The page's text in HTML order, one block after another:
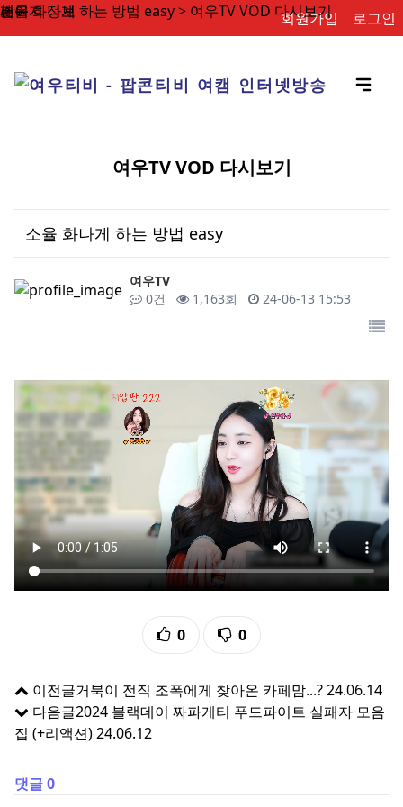
소율 화나게 하는 방법 easy > 여우TV VOD 다시보기
회원가입 로그인
여우TV VOD 다시보기
소율 화나게 하는 방법 easy
페이지 정보
작성자
여우TV
댓글0건 조회1,163회 작성일
24-06-13 15:53
본문
추천
0 비추천
0
이전글거북이 전직 조폭에게 찾아온 카페맘...?24.06.14
다음글2024 블랙데이 짜파게티 푸드파이트 실패자 모음
집 (+리액션)24.06.12
댓글 0